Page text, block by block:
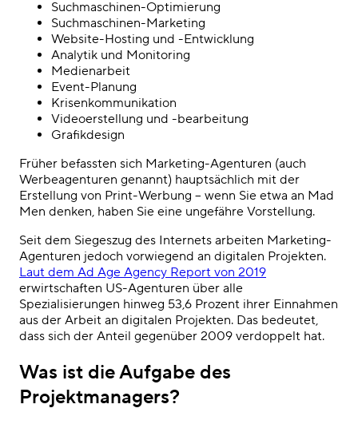
Suchmaschinen-Optimierung
Suchmaschinen-Marketing
Website-Hosting und -Entwicklung
Analytik und Monitoring
Medienarbeit
Event-Planung
Krisenkommunikation
Videoerstellung und -bearbeitung
Grafikdesign
Früher befassten sich Marketing-Agenturen (auch
Werbeagenturen genannt) hauptsächlich mit der
Erstellung von Print-Werbung – wenn Sie etwa an Mad
Men denken, haben Sie eine ungefähre Vorstellung.
Seit dem Siegeszug des Internets arbeiten Marketing-
Agenturen jedoch vorwiegend an digitalen Projekten.
Laut dem Ad Age Agency Report von 2019
erwirtschaften US-Agenturen über alle
Spezialisierungen hinweg 53,6 Prozent ihrer Einnahmen
aus der Arbeit an digitalen Projekten. Das bedeutet,
dass sich der Anteil gegenüber 2009 verdoppelt hat.
Was ist die Aufgabe des
Projektmanagers?